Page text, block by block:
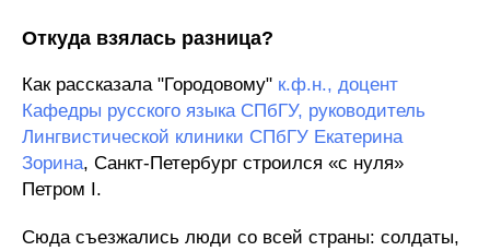
Откуда взялась разница?
Как рассказала "Городовому" к.ф.н., доцент
Кафедры русского языка СПбГУ, руководитель
Лингвистической клиники СПбГУ Екатерина
Зорина, Санкт-Петербург строился «с нуля»
Петром I.
Сюда съезжались люди со всей страны: солдаты,